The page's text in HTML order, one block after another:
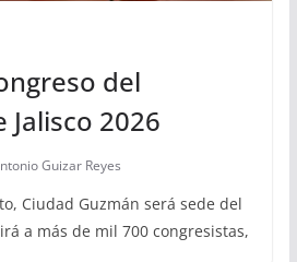
del
Jalisco 2026
Guizar Reyes
Ciudad Guzmán será sede del
a más de mil 700 congresistas,